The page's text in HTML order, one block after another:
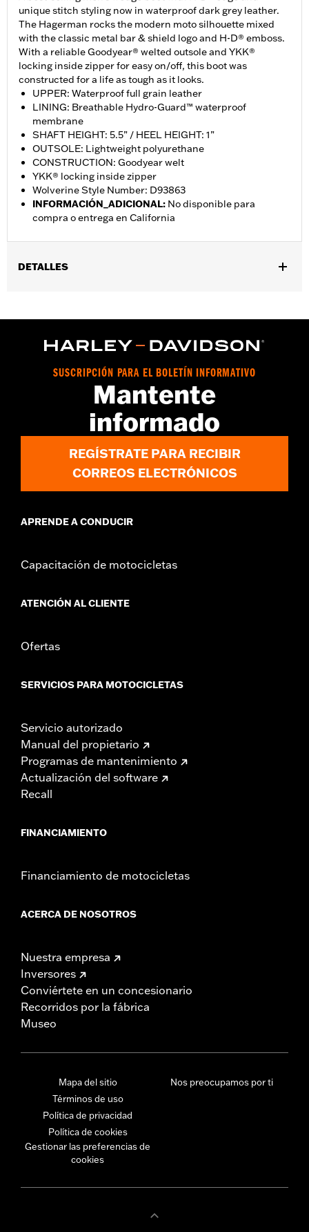
unique stitch styling now in waterproof dark grey leather.
The Hagerman rocks the modern moto silhouette mixed
with the classic metal bar & shield logo and H-D® emboss.
With a reliable Goodyear® welted outsole and YKK®
locking inside zipper for easy on/off, this boot was
constructed for a life as tough as it looks.
UPPER: Waterproof full grain leather
LINING: Breathable Hydro-Guard™ waterproof
membrane
SHAFT HEIGHT: 5.5” / HEEL HEIGHT: 1”
OUTSOLE: Lightweight polyurethane
CONSTRUCTION: Goodyear welt
YKK® locking inside zipper
Wolverine Style Number: D93863
INFORMACIÓN_ADICIONAL: No disponible para
compra o entrega en California
DETALLES
Tecnología:Waterproof
HEIGHT: 1”
SUSCRIPCIÓN PARA EL BOLETÍN INFORMATIVO
Mantente
informado
REGÍSTRATE PARA RECIBIR
CORREOS ELECTRÓNICOS
APRENDE A CONDUCIR
Capacitación de motocicletas
ATENCIÓN AL CLIENTE
Ofertas
SERVICIOS PARA MOTOCICLETAS
Servicio autorizado
Manual del propietario
Programas de mantenimiento
Actualización del software
Recall
FINANCIAMIENTO
Financiamiento de motocicletas
ACERCA DE NOSOTROS
Nuestra empresa
Inversores
Conviértete en un concesionario
Recorridos por la fábrica
Museo
Mapa del sitio
Términos de uso
Política de privacidad
Política de cookies
Gestionar las preferencias de
cookies
Nos preocupamos por ti